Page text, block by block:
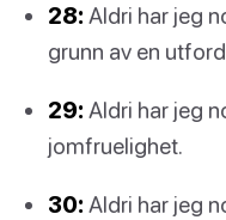
28: Aldri har jeg
grunn av en
29: Aldri har jeg
jomfruelighet.
30: Aldri har jeg